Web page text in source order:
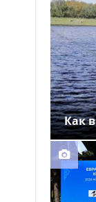
12:01
Курултая:
11:41
помогла
девушку
Как